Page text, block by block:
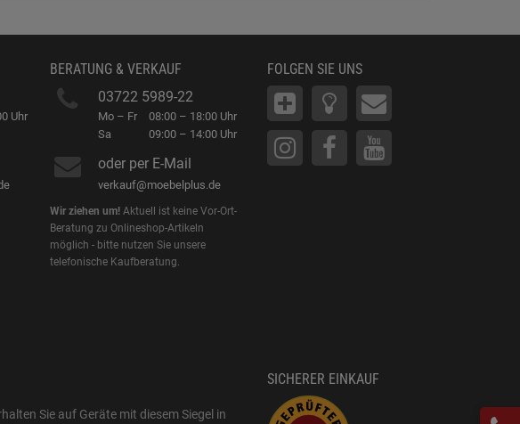
Uhr
BERATUNG & VERKAUF
03722 5989-22
Mo – Fr
Sa
08:00 – 18:00 Uhr
09:00 – 14:00 Uhr
oder per E-Mail
verkauf@moebelplus.de
Wir ziehen um! Aktuell ist keine Vor-Ort-
Beratung zu Onlineshop-Artikeln
möglich - bitte nutzen Sie unsere
telefonische Kaufberatung.
FOLGEN SIE UNS
Sie auf Geräte mit diesem Siegel in
SICHERER EINKAUF